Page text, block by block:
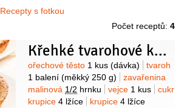
Recepty s fotkou
Počet receptů: 4
Křehké tvarohové koláčky
Suroviny
ořechové těsto 1 kus (dávka)
tvaroh
1 balení (měkký 250 g)
zavařenina
malinová 1/2 hrnku vejce 1 kus
cukr
krupice 4 lžíce krupice 4 lžíce